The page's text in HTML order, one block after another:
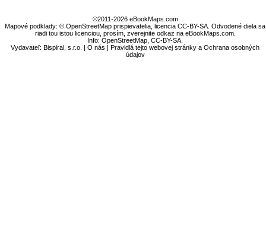
©2011-2026 eBookMaps.com
Mapové podklady: © OpenStreetMap prispievatelia, licencia CC-BY-SA. Odvodené diela sa
riadi tou istou licenciou, prosím, zverejnite odkaz na eBookMaps.com.
Info:OpenStreetMap ,CC-BY-SA
Vydavateľ: Bispiral, s.r.o. |O nás |Pravidlá tejto webovej stránky a Ochrana osobných
údajov